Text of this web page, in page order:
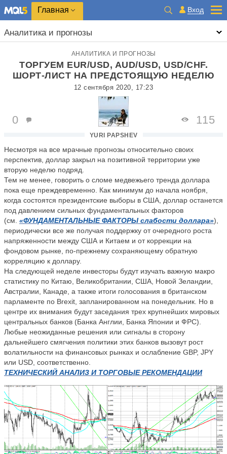
Главная Вход
Аналитика и прогнозы
АНАЛИТИКА И ПРОГНОЗЫ
ТОРГУЕМ EUR/USD, AUD/USD, USD/CHF.
ШОРТ-ЛИСТ НА ПРЕДСТОЯЩУЮ НЕДЕЛЮ
12 сентября 2020, 17:23
YURI PAPSHEV
0 115
Несмотря на все мрачные прогнозы относительно своих
перспектив, доллар закрыл на позитивной территории уже
вторую неделю подряд.
Тем не менее, говорить о сломе медвежьего тренда доллара
пока еще преждевременно. Как минимум до начала ноября,
когда состоятся президентские выборы в США, доллар останется
под давлением сильных фундаментальных факторов
(см. «ФУНДАМЕНТАЛЬНЫЕ ФАКТОРЫ слабости доллара»),
периодически все же получая поддержку от очередного роста
напряженности между США и Китаем и от коррекции на
фондовом рынке, по-прежнему сохраняющему обратную
корреляцию к доллару.
На следующей неделе инвесторы будут изучать важную макро
статистику по Китаю, Великобритании, США, Новой Зеландии,
Австралии, Канаде, а также итоги голосования в британском
парламенте по Brexit, запланированном на понедельник. Но в
центре их внимания будут заседания трех крупнейших мировых
центральных банков (Банка Англии, Банка Японии и ФРС).
Любые неожиданные решения или сигналы в сторону
дальнейшего смягчения политики этих банков вызовут рост
волатильности на финансовых рынках и ослабление GBP, JPY
или USD, соответственно.
ТЕХНИЧЕСКИЙ АНАЛИЗ И ТОРГОВЫЕ РЕКОМЕНДАЦИИ